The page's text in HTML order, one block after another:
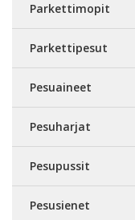
Parkettimopit
Parkettipesut
Pesuaineet
Pesuharjat
Pesupussit
Pesusienet